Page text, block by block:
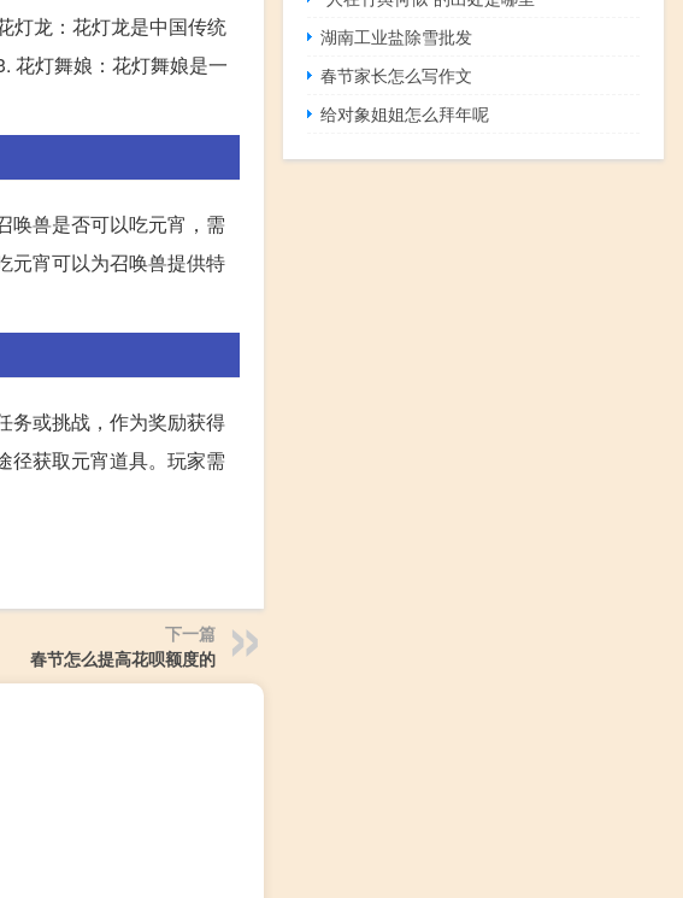
灯龙：花灯龙是中国传统
花灯舞娘：花灯舞娘是一
唤兽是否可以吃元宵，需
元宵可以为召唤兽提供特
务或挑战，作为奖励获得
径获取元宵道具。玩家需
下一篇
春节怎么提高花呗额度的
湖南工业盐除雪批发
春节家长怎么写作文
给对象姐姐怎么拜年呢